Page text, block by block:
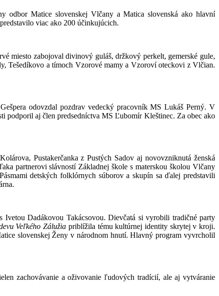
odbor Matice slovenskej Vlčany a Matica slovenská ako hlavní
viac ako 200 účinkujúcich.
miesto zabojoval divinový guláš, držkový perkelt, gemerské gule,
Tešedíkovo a tímoch Vzorové mamy a Vzoroví oteckovi z Vlčian.
odovzdal pozdrav vedecký pracovník MS Lukáš Perný. V
podporil aj člen predsedníctva MS Ľubomír Kleštinec. Za obec ako
Pustakerčanka z Pustých Sadov aj novovzniknutá ženská
partnerovi slávností Základnej škole s materskou školou Vlčany
detských folklórnych súborov a skupín sa ďalej predstavili
Dadákovou Takácsovou. Dievčatá si vyrobili tradičné party
Veľkého Zálužia priblížila tému kultúrnej identity skrytej v kroji.
slovenskej Ženy v národnom hnutí. Hlavný program vyvrcholil
zachovávanie a oživovanie ľudových tradícií, ale aj vytváranie